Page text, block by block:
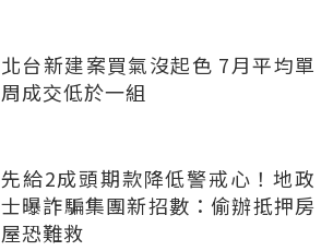
北台新建案買氣沒起色 7月平均單
周成交低於一組
先給2成頭期款降低警戒心！地政
士曝詐騙集團新招數：偷辦抵押房
屋恐難救